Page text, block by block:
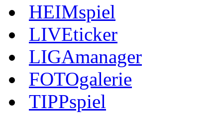
HEIMspiel
LIVEticker
LIGAmanager
FOTOgalerie
TIPPspiel